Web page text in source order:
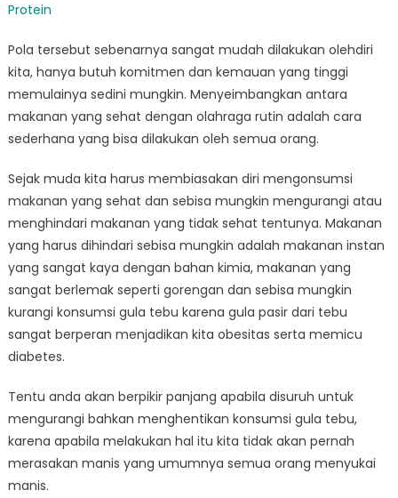
Protein
Pola tersebut sebenarnya sangat mudah dilakukan olehdiri
kita, hanya butuh komitmen dan kemauan yang tinggi
memulainya sedini mungkin. Menyeimbangkan antara
makanan yang sehat dengan olahraga rutin adalah cara
sederhana yang bisa dilakukan oleh semua orang.
Sejak muda kita harus membiasakan diri mengonsumsi
makanan yang sehat dan sebisa mungkin mengurangi atau
menghindari makanan yang tidak sehat tentunya. Makanan
yang harus dihindari sebisa mungkin adalah makanan instan
yang sangat kaya dengan bahan kimia, makanan yang
sangat berlemak seperti gorengan dan sebisa mungkin
kurangi konsumsi gula tebu karena gula pasir dari tebu
sangat berperan menjadikan kita obesitas serta memicu
diabetes.
Tentu anda akan berpikir panjang apabila disuruh untuk
mengurangi bahkan menghentikan konsumsi gula tebu,
karena apabila melakukan hal itu kita tidak akan pernah
merasakan manis yang umumnya semua orang menyukai
manis.